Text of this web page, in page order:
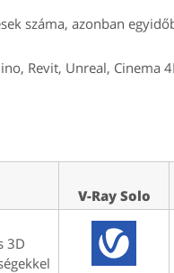
száma, azonban
Revit, Unreal, Cinema
V-Ray Solo
3D